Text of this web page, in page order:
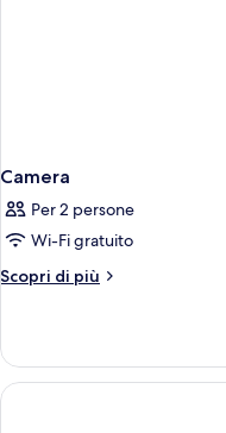
Camera
Per 2 persone
Wi-Fi gratuito
Scopri di più
Altri